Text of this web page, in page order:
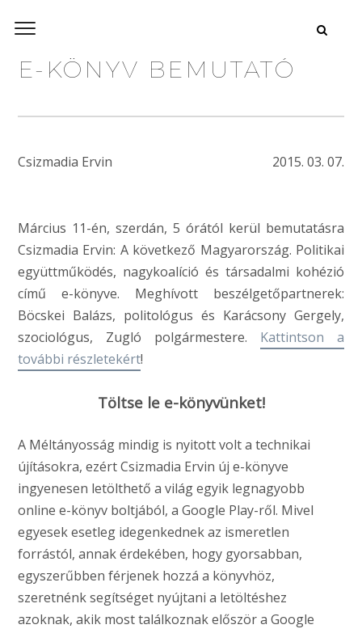
E-KÖNYV BEMUTATÓ
Csizmadia Ervin 2015. 03. 07.
Március 11-én, szerdán, 5 órától kerül bemutatásra
Csizmadia Ervin: A következő Magyarország. Politikai
együttműködés, nagykoalíció és társadalmi kohézió
című e-könyve. Meghívott beszélgetőpartnerek:
Böcskei Balázs, politológus és Karácsony Gergely,
szociológus, Zugló polgármestere. Kattintson a
további részletekért!
Töltse le e-könyvünket!
A Méltányosság mindig is nyitott volt a technikai
újításokra, ezért Csizmadia Ervin új e-könyve
ingyenesen letölthető a világ egyik legnagyobb
online e-könyv boltjából, a Google Play-ről. Mivel
egyesek esetleg idegenkednek az ismeretlen
forrástól, annak érdekében, hogy gyorsabban,
egyszerűbben férjenek hozzá a könyvhöz,
szeretnénk segítséget nyújtani a letöltéshez
azoknak, akik most találkoznak először a Google